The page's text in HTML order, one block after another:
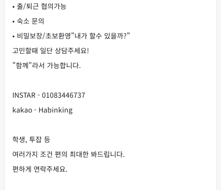
• 출/퇴근 협의가능
• 숙소 문의
• 비밀보장/초보환영"내가 할수 있을까?"
고민할때 일단 상담주세요!
"함께"라서 가능합니다.
INSTAR - 01083446737
kakao - Habinking
학생, 투잡 등
여러가지 조건 편의 최대한 봐드립니다.
편하게 연락주세요.